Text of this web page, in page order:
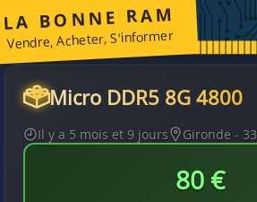
LA BONNE RAM
Vendre, Acheter, S'informer
Micro DDR5 8G 4800
Il y a 5 mois et 9 jours Gironde - 33
80 €